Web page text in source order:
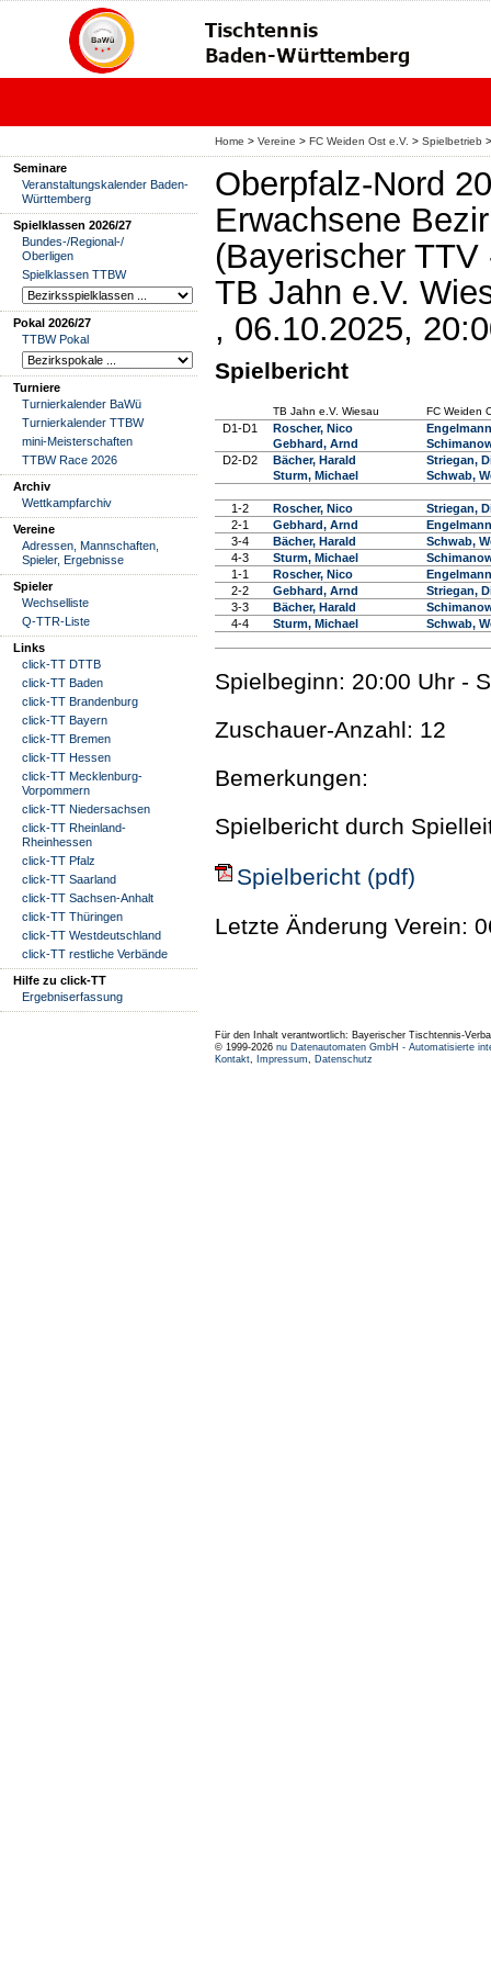
Home > Vereine > FC Weiden Ost e.V. > Spielbetrieb >
Seminare
Veranstaltungskalender Baden-
Württemberg
Spielklassen 2026/27
Bundes-/Regional-/
Oberligen
Spielklassen TTBW
Pokal 2026/27
TTBW Pokal
Turniere
Turnierkalender BaWü
Turnierkalender TTBW
mini-Meisterschaften
TTBW Race 2026
Archiv
Wettkampfarchiv
Vereine
Adressen, Mannschaften,
Spieler, Ergebnisse
Spieler
Wechselliste
Q-TTR-Liste
Links
click-TT DTTB
click-TT Baden
click-TT Brandenburg
click-TT Bayern
click-TT Bremen
click-TT Hessen
click-TT Mecklenburg-
Vorpommern
click-TT Niedersachsen
click-TT Rheinland-
Rheinhessen
click-TT Pfalz
click-TT Saarland
click-TT Sachsen-Anhalt
click-TT Thüringen
click-TT Westdeutschland
click-TT restliche Verbände
Hilfe zu click-TT
Ergebniserfassung
Oberpfalz-Nord
Erwachsene
(Bayerischer
TB Jahn e.V.
, 06.10.2025,
Spielbericht
TB Jahn e.V. Wiesau FC Weiden
D1-D1
Roscher, Nico
Gebhard, Arnd
D2-D2
Bächer, Harald
Sturm, Michael
Striegan,
Schwab,
1-2 Roscher, Nico
Striegan,
2-1
Gebhard, Arnd
3-4
Bächer, Harald
Schwab,
4-3
Sturm, Michael
1-1
Roscher, Nico
2-2
Gebhard, Arnd
Striegan,
3-3
Bächer, Harald
4-4
Sturm, Michael Schwab,
Spielbeginn: 20:00 Uhr -
Zuschauer-Anzahl: 12
Bemerkungen:
Spielbericht durch
Spielbericht (pdf)
Letzte Änderung Verein:
Für den Inhalt verantwortlich: Bayerischer Tischtennis-
© 1999-2026 nu Datenautomaten GmbH - Automatisierte
Kontakt, Impressum, Datenschutz